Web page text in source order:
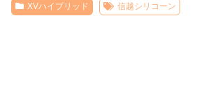
XVハイブリッド 信越シリコーン